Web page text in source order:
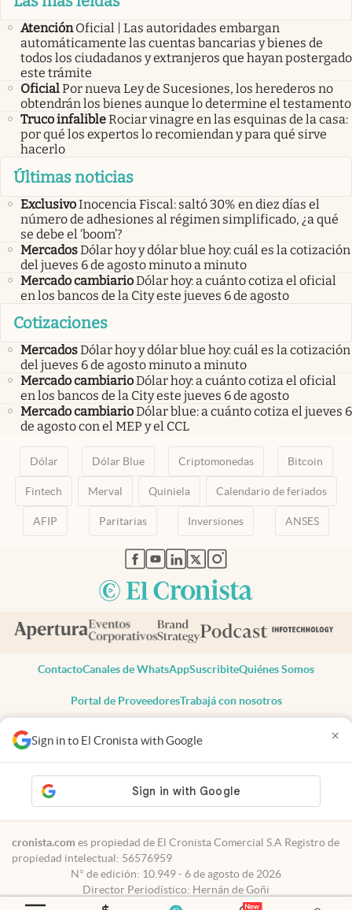
Sign in to El Cronista with Google ×
Atención Oficial | Las autoridades embargan
automáticamente las cuentas bancarias y bienes de
todos los ciudadanos y extranjeros que hayan postergado
este trámite
OficialPor nueva Ley de Sucesiones, los herederos no
obtendrán los bienes aunque lo determine el testamento
Truco infalibleRociar vinagre en las esquinas de la casa:
por qué los expertos lo recomiendan y para qué sirve
hacerlo
Últimas noticias
ExclusivoInocencia Fiscal: saltó 30% en diez días el
número de adhesiones al régimen simplificado, ¿a qué
se debe el ‘boom’?
MercadosDólar hoy y dólar blue hoy: cuál es la cotización
del jueves 6 de agosto minuto a minuto
Mercado cambiarioDólar hoy: a cuánto cotiza el oficial
en los bancos de la City este jueves 6 de agosto
Cotizaciones
MercadosDólar hoy y dólar blue hoy: cuál es la cotización
del jueves 6 de agosto minuto a minuto
Mercado cambiarioDólar hoy: a cuánto cotiza el oficial
en los bancos de la City este jueves 6 de agosto
Mercado cambiarioDólar blue: a cuánto cotiza el jueves 6
de agosto con el MEP y el CCL
Dólar Dólar Blue Criptomonedas Bitcoin
Fintech Merval Quiniela Calendario de feriados
AFIP Paritarias Inversiones ANSES
abre en nueva pestaña
abre en nueva pestaña
abre en nueva pestaña
abre en nueva pestaña
abre en nueva pestaña
ContactoCanales de WhatsAppSuscribiteQuiénes Somos
Portal de ProveedoresTrabajá con nosotros
Todos los derechos reservados
Privacidad
Consentimiento
Tel:+54 11 7078-3270
cronista.com es propiedad de El Cronista Comercial S.A Registro de
propiedad intelectual: 56576959
N° de edición: 10.949 - 6 de agosto de 2026
Director Periodístico: Hernán de Goñi